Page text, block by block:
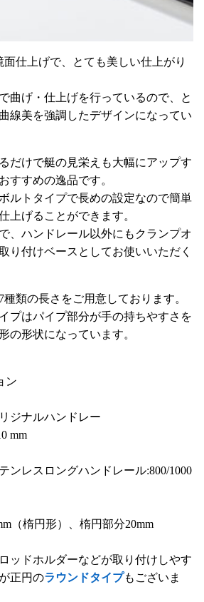
面仕上げで、とても美しい仕上がり
曲げ・仕上げを行っているので、と
線美を強調したデザインになってい
だけで艇の見栄えも大幅にアップす
すすめの逸品です。
ルトタイプで長めの設定なので簡単
上げることができます。
、ハンドレール以外にもクランプオ
り付けベースとしてお使いいただく
類の長さをご用意しております。
プはパイプ部分が手の持ちやすさを
の形状になっています。
ン
ジナルハンドレー
mm
ンレスロングハンドレール:800/1000
（楕円形）、楕円部分20mm
ッドホルダーなどが取り付けしやす
正円のラウンドタイプもございま